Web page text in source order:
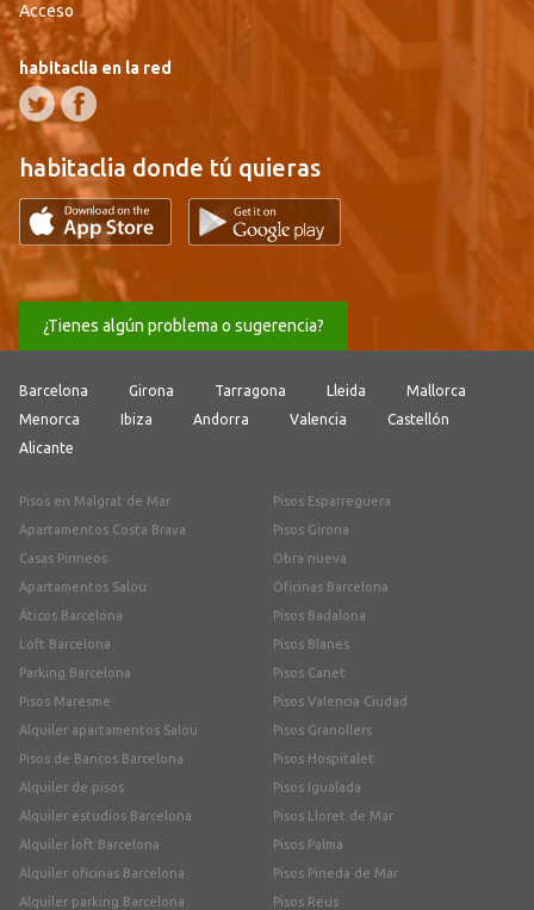
Acceso
habitaclia en la red
habitaclia donde tú quieras
¿Tienes algún problema o sugerencia?
Barcelona Girona Tarragona Lleida
Mallorca
Menorca
Ibiza Andorra Valencia
Castellón
Alicante
Pisos en Malgrat de Mar
Apartamentos Costa Brava
Casas Pirineos
Apartamentos Salou
Áticos Barcelona
Loft Barcelona
Parking Barcelona
Pisos Maresme
Alquiler apartamentos Salou
Pisos de Bancos Barcelona
Alquiler de pisos
Alquiler estudios Barcelona
Alquiler loft Barcelona
Alquiler oficinas Barcelona
Alquiler parking Barcelona
Pisos Esparreguera
Pisos Girona
Obra nueva
Oficinas Barcelona
Pisos Badalona
Pisos Blanes
Pisos Canet
Pisos Valencia Ciudad
Pisos Granollers
Pisos Hospitalet
Pisos Igualada
Pisos Lloret de Mar
Pisos Palma
Pisos Pineda de Mar
Pisos Reus